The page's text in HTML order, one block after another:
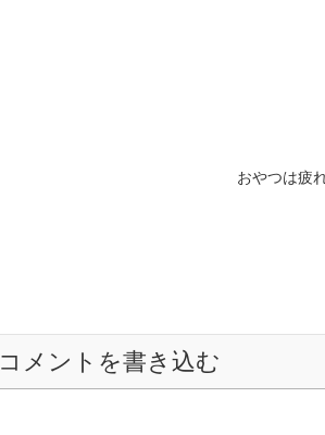
おやつは疲
コメントを書き込む